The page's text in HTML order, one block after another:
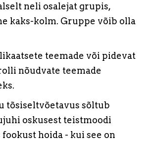
neli osalejat grupis,
kaks-kolm. Gruppe võib olla
teemade või pidevat
nõudvate teemade
tõsiseltvõetavus sõltub
oskusest teistmoodi
hoida - kui see on